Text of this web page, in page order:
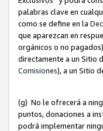
palabras clave en
como se define en la
que aparezcan en
orgánicos o no
directamente a un Sitio
Comisiones), a un Sitio
(g) No le ofrecerá a
puntos, donaciones a
podrá implementar